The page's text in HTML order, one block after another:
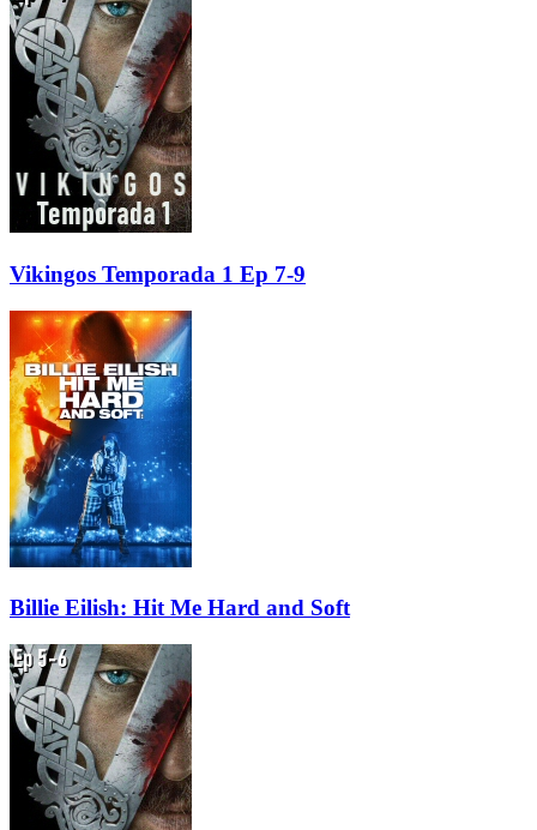
Vikingos Temporada 1 Ep 7-9
Billie Eilish: Hit Me Hard and Soft